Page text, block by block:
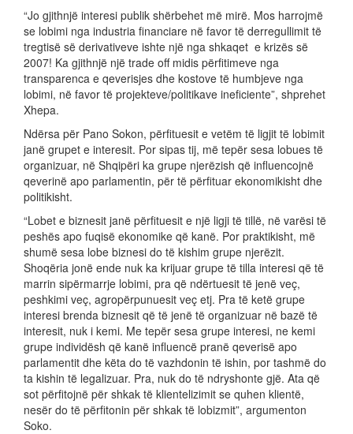
“Jo gjithnjë interesi publik shërbehet më mirë. Mos harrojmë
se lobimi nga industria financiare në favor të derregullimit të
tregtisë së derivativeve ishte një nga shkaqet e krizës së
2007! Ka gjithnjë një trade off midis përfitimeve nga
transparenca e qeverisjes dhe kostove të humbjeve nga
lobimi, në favor të projekteve/politikave ineficiente”, shprehet
Xhepa.
Ndërsa për Pano Sokon, përfituesit e vetëm të ligjit të lobimit
janë grupet e interesit. Por sipas tij, më tepër sesa lobues të
organizuar, në Shqipëri ka grupe njerëzish që influencojnë
qeverinë apo parlamentin, për të përfituar ekonomikisht dhe
politikisht.
“Lobet e biznesit janë përfituesit e një ligji të tillë, në varësi të
peshës apo fuqisë ekonomike që kanë. Por praktikisht, më
shumë sesa lobe biznesi do të kishim grupe njerëzit.
Shoqëria jonë ende nuk ka krijuar grupe të tilla interesi që të
marrin sipërmarrje lobimi, pra që ndërtuesit të jenë veç,
peshkimi veç, agropërpunuesit veç etj. Pra të ketë grupe
interesi brenda biznesit që të jenë të organizuar në bazë të
interesit, nuk i kemi. Me tepër sesa grupe interesi, ne kemi
grupe individësh që kanë influencë pranë qeverisë apo
parlamentit dhe këta do të vazhdonin të ishin, por tashmë do
ta kishin të legalizuar. Pra, nuk do të ndryshonte gjë. Ata që
sot përfitojnë për shkak të klientelizimit se quhen klientë,
nesër do të përfitonin për shkak të lobizmit”, argumenton
Soko.